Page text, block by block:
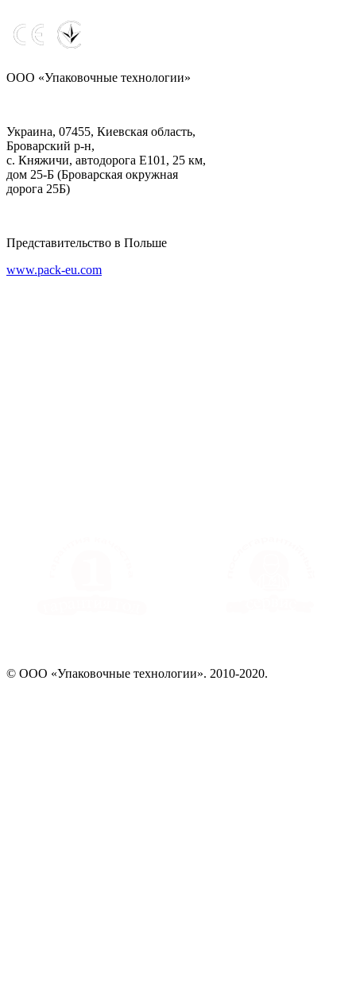
ООО «Упаковочные технологии»
Украина, 07455, Киевская область,
Броварский р-н,
с. Княжичи, автодорога Е101, 25 км,
дом 25-Б (Броварская окружная
дорога 25Б)
Представительство в Польше
www.pack-eu.com
© ООО «Упаковочные технологии». 2010-2020.